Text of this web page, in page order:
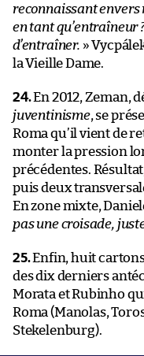
reconnaissant envers
en tant qu’entraîneur
d’entraîner. »
la Vieille Dame.
24.En 2012, Zeman,
juventinisme, se
Roma qu’il vient de
monter la pression
précédentes.
puis deux
En zone mixte,
pas une croisade,
25.Enfin, huit
des dix derniers
Morata et Rubinho
Roma (Manolas,
Stekelenburg).